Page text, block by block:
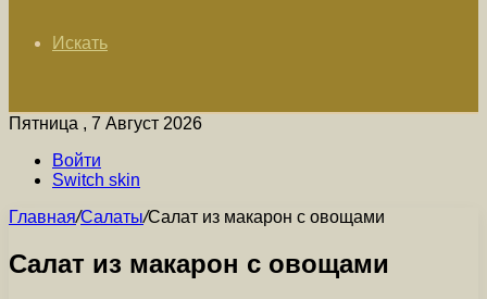
Искать
Пятница , 7 Август 2026
Войти
Switch skin
Главная/Салаты/Салат из макарон с овощами
Салат из макарон с овощами